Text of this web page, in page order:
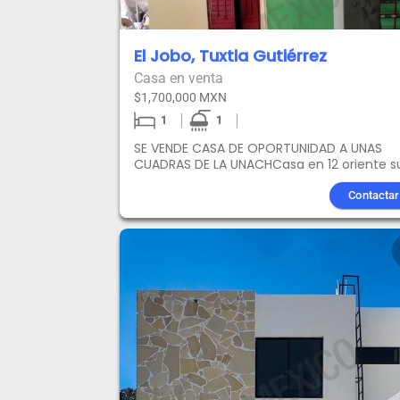
El Jobo, Tuxtla Gutiérrez
Casa en venta
$1,700,000 MXN
1 1
SE VENDE CASA DE OPORTUNIDAD A UNAS
CUADRAS DE LA UNACHCasa en 12 oriente
1280, Los Presidentes, Tuxtla Gutiérrez
1,700,000 En VentaALERTA INVERSIONISTA El
mercado acaba de liberar la joya en bruto
que su portafolio estaba esperando.Deje
perfecta de ubicación potencial precio
construir su próximo éxito financiero en
Tuxtla Gutiérrez.1,700,000 es la llave a un
flujo de ingresos pasivos
GARANTIZADO.Ubicación Premium e
Imbatible A pasos de la UNACH, plaza
libramiento sur, Terán por mencionar
algunos puntos de referencia , con acceso
rápido al Boulevard Belisario Domínguez, lo
Contactar